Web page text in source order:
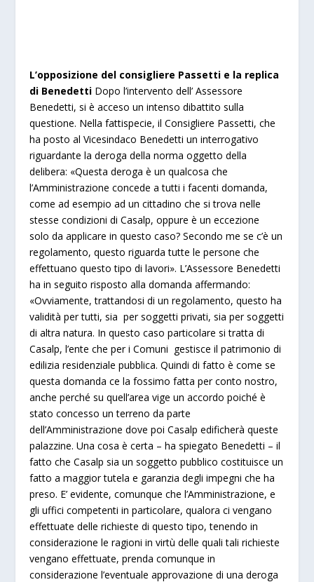
L’opposizione del consigliere Passetti e la replica
di Benedetti Dopo l’intervento dell’ Assessore
Benedetti, si è acceso un intenso dibattito sulla
questione. Nella fattispecie, il Consigliere Passetti, che
ha posto al Vicesindaco Benedetti un interrogativo
riguardante la deroga della norma oggetto della
delibera: «Questa deroga è un qualcosa che
l’Amministrazione concede a tutti i facenti domanda,
come ad esempio ad un cittadino che si trova nelle
stesse condizioni di Casalp, oppure è un eccezione
solo da applicare in questo caso? Secondo me se c’è un
regolamento, questo riguarda tutte le persone che
effettuano questo tipo di lavori». L’Assessore Benedetti
ha in seguito risposto alla domanda affermando:
«Ovviamente, trattandosi di un regolamento, questo ha
validità per tutti, sia per soggetti privati, sia per soggetti
di altra natura. In questo caso particolare si tratta di
Casalp, l’ente che per i Comuni gestisce il patrimonio di
edilizia residenziale pubblica. Quindi di fatto è come se
questa domanda ce la fossimo fatta per conto nostro,
anche perché su quell’area vige un accordo poiché è
stato concesso un terreno da parte
dell’Amministrazione dove poi Casalp edificherà queste
palazzine. Una cosa è certa – ha spiegato Benedetti – il
fatto che Casalp sia un soggetto pubblico costituisce un
fatto a maggior tutela e garanzia degli impegni che ha
preso. E’ evidente, comunque che l’Amministrazione, e
gli uffici competenti in particolare, qualora ci vengano
effettuate delle richieste di questo tipo, tenendo in
considerazione le ragioni in virtù delle quali tali richieste
vengano effettuate, prenda comunque in
considerazione l’eventuale approvazione di una deroga